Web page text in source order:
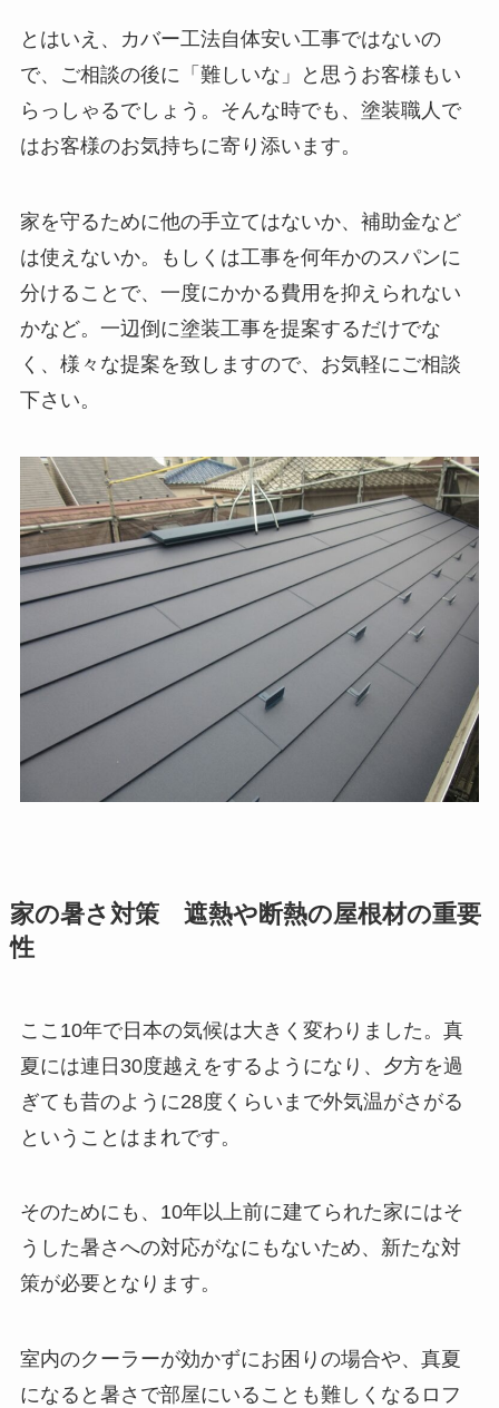
とはいえ、カバー工法自体安い工事ではないの
で、ご相談の後に「難しいな」と思うお客様もい
らっしゃるでしょう。そんな時でも、塗装職人で
はお客様のお気持ちに寄り添います。
家を守るために他の手立てはないか、補助金など
は使えないか。もしくは工事を何年かのスパンに
分けることで、一度にかかる費用を抑えられない
かなど。一辺倒に塗装工事を提案するだけでな
く、様々な提案を致しますので、お気軽にご相談
下さい。
家の暑さ対策 遮熱や断熱の屋根材の重要
性
ここ10年で日本の気候は大きく変わりました。真
夏には連日30度越えをするようになり、夕方を過
ぎても昔のように28度くらいまで外気温がさがる
ということはまれです。
そのためにも、10年以上前に建てられた家にはそ
うした暑さへの対応がなにもないため、新たな対
策が必要となります。
室内のクーラーが効かずにお困りの場合や、真夏
になると暑さで部屋にいることも難しくなるロフ